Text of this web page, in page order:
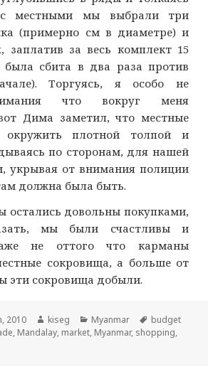
с местными мы выбрали три
(примерно см в диаметре) и
заплатив за весь комплект 15
была сбита в два раза против
Торгуясь, я особо не
что вокруг меня
Дима заметил, что местные
окружить плотной толпой и
по сторонам, для нашей
укрывая от внимания полиции
должна была быть.
остались довольны покупками,
мы были счастливы и
не оттого что карманы
сокровища, а больше от
эти сокровища добыли.
2010 Автор
kiseg Рубрики
Myanmar Метки
budget
, Mandalay, market, Myanmar, shopping,